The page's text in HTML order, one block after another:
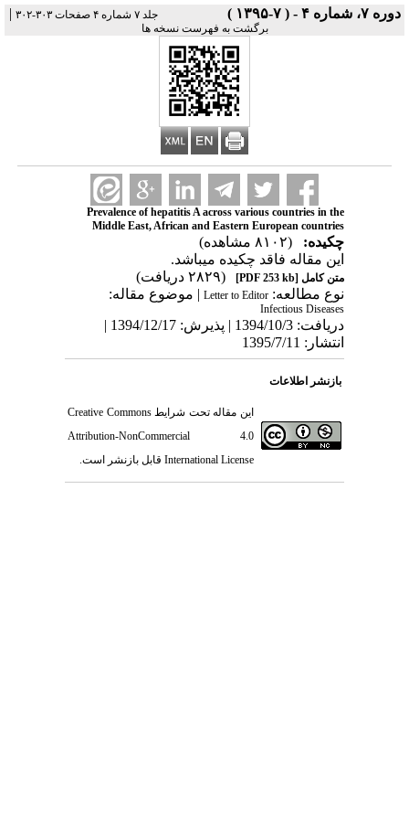
دوره ۷، شماره ۴ - ( ۷-۱۳۹۵ ) جلد ۷ شماره ۴ صفحات ۳۰۳-۳۰۲ |
برگشت به فهرست نسخه ها
Prevalence of hepatitis A across various countries in the
Middle East, African and Eastern European countries
چکیده:
(۸۱۰۲ مشاهده)
این مقاله فاقد چکیده می​باشد.
متن کامل[PDF 253 kb]
(۲۸۲۹ دریافت)
نوع مطالعه: Letter to Editor| موضوع مقاله:
Infectious Diseases
دریافت: 1394/10/3 | پذیرش: 1394/12/17 |
انتشار: 1395/7/11
بازنشر اطلاعات
این مقاله تحت شرایطCreative Commons
Attribution-NonCommercial 4.0
International License قابل بازنشر است.